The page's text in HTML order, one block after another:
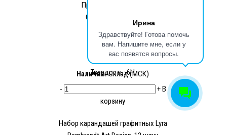
Ирина
Здравствуйте! Готова помочь
вам. Напишите мне, если у
вас появятся вопросы.
Производитель:
Страна: Германия
100.27 ₽
Твердость: 6Н
Наличие:Склад (МСК)
-
+В
корзину
Набор карандашей графитных Lyra